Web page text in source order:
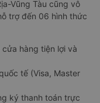
Vũng Tàu cũng vô
trợ đến 06 hình thức
hàng tiện lợi và
tế (Visa, Master
ký thanh toán trực